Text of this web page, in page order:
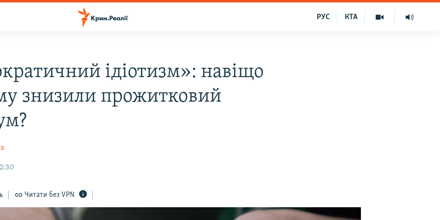
КТА
РУС
ідіотизм»: навіщо
знизили прожитковий
Читати без VPN